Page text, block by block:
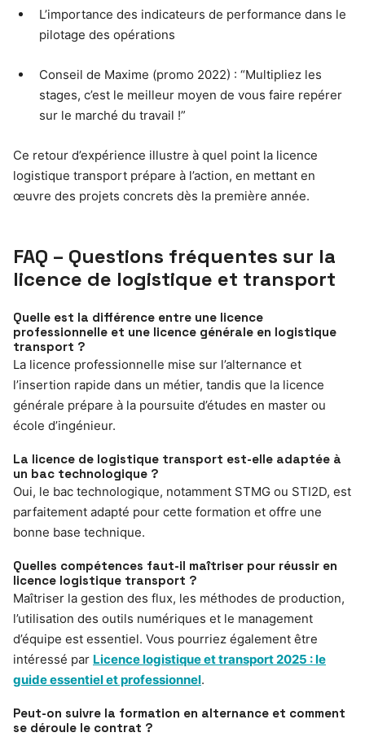
L’importance des indicateurs de performance dans le
pilotage des opérations
Conseil de Maxime (promo 2022) : “Multipliez les
stages, c’est le meilleur moyen de vous faire repérer
sur le marché du travail !”
Ce retour d’expérience illustre à quel point la licence
logistique transport prépare à l’action, en mettant en
œuvre des projets concrets dès la première année.
FAQ – Questions fréquentes sur la
licence de logistique et transport
Quelle est la différence entre une licence
professionnelle et une licence générale en logistique
transport ?
La licence professionnelle mise sur l’alternance et
l’insertion rapide dans un métier, tandis que la licence
générale prépare à la poursuite d’études en master ou
école d’ingénieur.
La licence de logistique transport est-elle adaptée à
un bac technologique ?
Oui, le bac technologique, notamment STMG ou STI2D, est
parfaitement adapté pour cette formation et offre une
bonne base technique.
Quelles compétences faut-il maîtriser pour réussir en
licence logistique transport ?
Maîtriser la gestion des flux, les méthodes de production,
l’utilisation des outils numériques et le management
d’équipe est essentiel. Vous pourriez également être
intéressé par Licence logistique et transport 2025 : le
guide essentiel et professionnel.
Peut-on suivre la formation en alternance et comment
se déroule le contrat ?